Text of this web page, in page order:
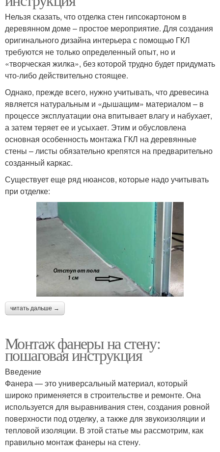
Нельзя сказать, что отделка стен гипсокартоном в
деревянном доме – простое мероприятие. Для создания
оригинального дизайна интерьера с помощью ГКЛ
требуются не только определенный опыт, но и
«творческая жилка», без которой трудно будет придумать
что-либо действительно стоящее.
Однако, прежде всего, нужно учитывать, что древесина
является натуральным и «дышащим» материалом – в
процессе эксплуатации она впитывает влагу и набухает,
а затем теряет ее и усыхает. Этим и обусловлена
основная особенность монтажа ГКЛ на деревянные
стены – листы обязательно крепятся на предварительно
созданный каркас.
Существует еще ряд нюансов, которые надо учитывать
при отделке:
читать дальше →
Монтаж фанеры на стену:
пошаговая инструкция
Введение
Фанера — это универсальный материал, который
широко применяется в строительстве и ремонте. Она
используется для выравнивания стен, создания ровной
поверхности под отделку, а также для звукоизоляции и
тепловой изоляции. В этой статье мы рассмотрим, как
правильно монтаж фанеры на стену.